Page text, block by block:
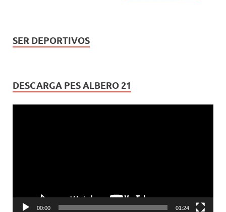
SER DEPORTIVOS
DESCARGA PES ALBERO 21
00:00 01:24